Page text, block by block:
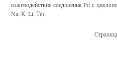
взаимодействие соединения Pd с
Na, К, Li, Те):